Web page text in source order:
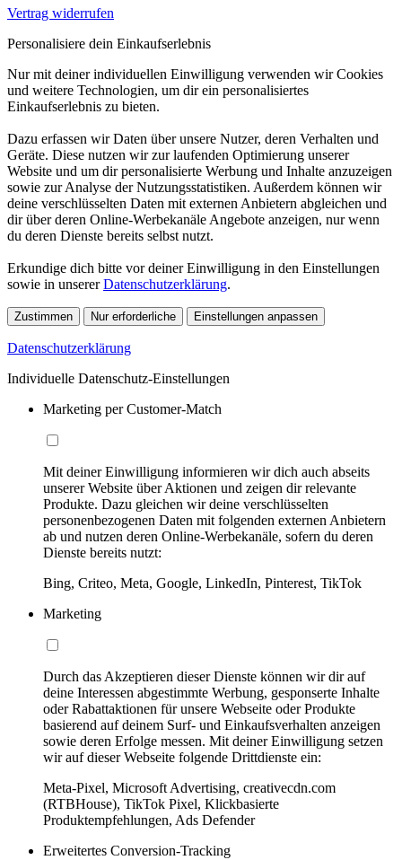
Vertrag widerrufen
Personalisiere dein Einkaufserlebnis
Nur mit deiner individuellen Einwilligung verwenden wir Cookies
und weitere Technologien, um dir ein personalisiertes
Einkaufserlebnis zu bieten.
Dazu erfassen wir Daten über unsere Nutzer, deren Verhalten und
Geräte. Diese nutzen wir zur laufenden Optimierung unserer
Website und um dir personalisierte Werbung und Inhalte anzuzeigen
sowie zur Analyse der Nutzungsstatistiken. Außerdem können wir
deine verschlüsselten Daten mit externen Anbietern abgleichen und
dir über deren Online-Werbekanäle Angebote anzeigen, nur wenn
du deren Dienste bereits selbst nutzt.
Erkundige dich bitte vor deiner Einwilligung in den Einstellungen
sowie in unsererDatenschutzerklärung.
Zustimmen Nur erforderliche Einstellungen anpassen
Datenschutzerklärung
Individuelle Datenschutz-Einstellungen
Marketing per Customer-Match
Mit deiner Einwilligung informieren wir dich auch abseits
unserer Website über Aktionen und zeigen dir relevante
Produkte. Dazu gleichen wir deine verschlüsselten
personenbezogenen Daten mit folgenden externen Anbietern
ab und nutzen deren Online-Werbekanäle, sofern du deren
Dienste bereits nutzt:
Bing, Criteo, Meta, Google, LinkedIn, Pinterest, TikTok
Marketing
Durch das Akzeptieren dieser Dienste können wir dir auf
deine Interessen abgestimmte Werbung, gesponserte Inhalte
oder Rabattaktionen für unsere Webseite oder Produkte
basierend auf deinem Surf- und Einkaufsverhalten anzeigen
sowie deren Erfolge messen. Mit deiner Einwilligung setzen
wir auf dieser Webseite folgende Drittdienste ein:
Meta-Pixel, Microsoft Advertising, creativecdn.com
(RTBHouse), TikTok Pixel, Klickbasierte
Produktempfehlungen, Ads Defender
Erweitertes Conversion-Tracking